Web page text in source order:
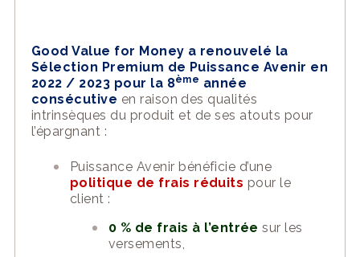
Good Value for Money a renouvelé la
Sélection Premium de Puissance Avenir en
2022 / 2023 pour la 8ème année
consécutive en raison des qualités
intrinsèques du produit et de ses atouts pour
l’épargnant :
Puissance Avenir bénéficie d’une
politique de frais réduits pour le
client :
0 % de frais à l’entrée sur les
versements,